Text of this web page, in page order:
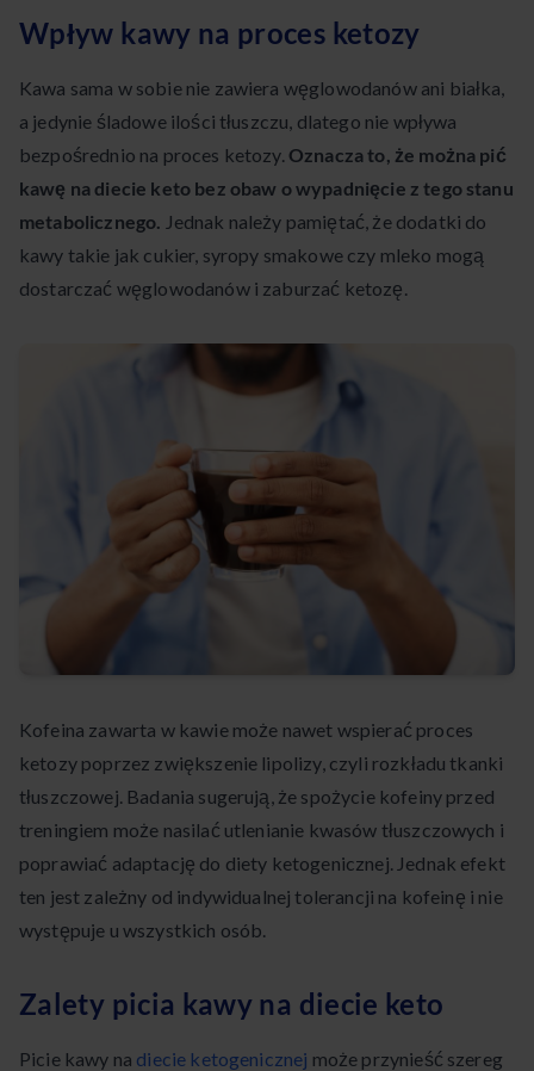
Wpływ kawy na proces ketozy
Kawa sama w sobie nie zawiera węglowodanów ani białka,
a jedynie śladowe ilości tłuszczu, dlatego nie wpływa
bezpośrednio na proces ketozy. Oznacza to, że można pić
kawę na diecie keto bez obaw o wypadnięcie z tego stanu
metabolicznego. Jednak należy pamiętać, że dodatki do
kawy takie jak cukier, syropy smakowe czy mleko mogą
dostarczać węglowodanów i zaburzać ketozę.
Kofeina zawarta w kawie może nawet wspierać proces
ketozy poprzez zwiększenie lipolizy, czyli rozkładu tkanki
tłuszczowej. Badania sugerują, że spożycie kofeiny przed
treningiem może nasilać utlenianie kwasów tłuszczowych i
poprawiać adaptację do diety ketogenicznej. Jednak efekt
ten jest zależny od indywidualnej tolerancji na kofeinę i nie
występuje u wszystkich osób.
Zalety picia kawy na diecie keto
Picie kawy na diecie ketogenicznej może przynieść szereg